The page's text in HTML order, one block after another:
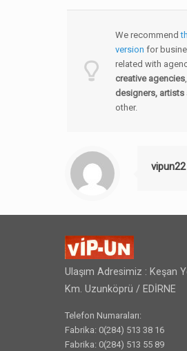
We recommend
version for
related with
creative agencies,
designers, artists
other.
vipun22
Ulaşım Adresimiz : Keşan
Km. Uzunköprü / EDİRNE
Telefon Numaraları:
Fabrika: 0(284) 513 38 16
Fabrika: 0(284) 513 55 89